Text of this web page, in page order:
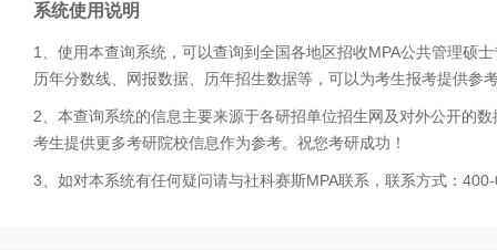
系统使用说明
1、使用本查询系统，可以查询到全国各地区招收MPA公共管理硕
历年分数线、网报数据、历年招生数据等，可以为考生报考提供参
2、本查询系统的信息主要来源于各研招单位招生网及对外公开的
考生提供更多考研院校信息作为参考。祝您考研成功！
3、如对本系统有任何疑问请与社科赛斯MPA联系，联系方式：